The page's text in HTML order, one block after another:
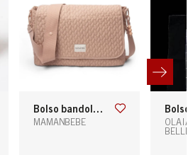
bolso bandolera wonderland
MAMANBEBE
bolso de tela
OLAIA